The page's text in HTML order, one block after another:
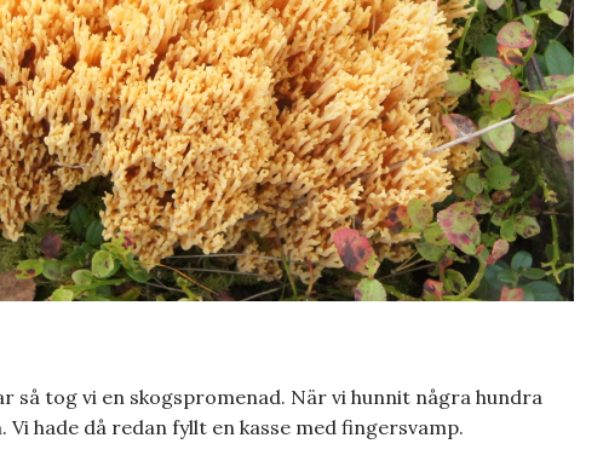
tog vi en skogspromenad. När vi hunnit några hundra
hade då redan fyllt en kasse med fingersvamp.